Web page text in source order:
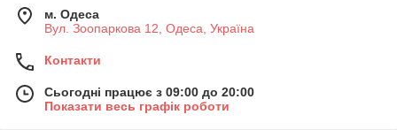
м. Одеса
Вул. Зоопаркова 12, Одеса, Україна
Контакти
Сьогодні працює з 09:00 до 20:00
Показати весь графік роботи